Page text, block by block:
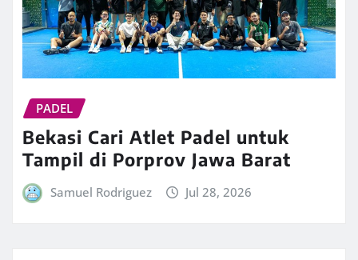
PADEL
Bekasi Cari Atlet Padel untuk
Tampil di Porprov Jawa Barat
Samuel Rodriguez Jul 28, 2026